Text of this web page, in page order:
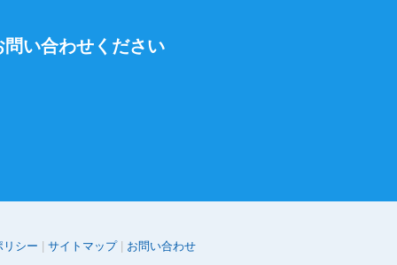
問い合わせください
リシー サイトマップ お問い合わせ